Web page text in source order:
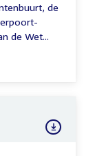
de
de Wet...